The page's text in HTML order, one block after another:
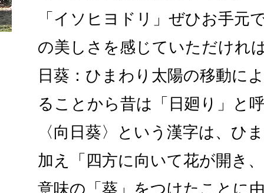
「イソヒヨドリ」ぜひお手元
の美しさを感じていただけれ
日葵：ひまわり太陽の移動に
ることから昔は「日廻り」と
〈向日葵〉という漢字は、ひ
加え「四方に向いて花が開き
意味の「葵」をつけたことに